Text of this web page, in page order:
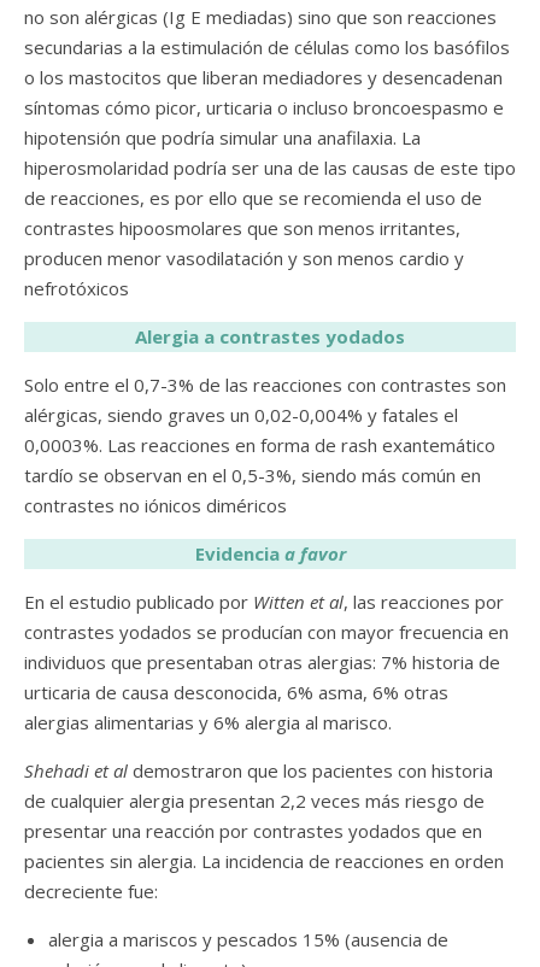
no son alérgicas (Ig E mediadas) sino que son reacciones
secundarias a la estimulación de células como los basófilos
o los mastocitos que liberan mediadores y desencadenan
síntomas cómo picor, urticaria o incluso broncoespasmo e
hipotensión que podría simular una anafilaxia. La
hiperosmolaridad podría ser una de las causas de este tipo
de reacciones, es por ello que se recomienda el uso de
contrastes hipoosmolares que son menos irritantes,
producen menor vasodilatación y son menos cardio y
nefrotóxicos
Alergia a contrastes yodados
Solo entre el 0,7-3% de las reacciones con contrastes son
alérgicas, siendo graves un 0,02-0,004% y fatales el
0,0003%. Las reacciones en forma de rash exantemático
tardío se observan en el 0,5-3%, siendo más común en
contrastes no iónicos diméricos
Evidencia a favor
En el estudio publicado por Witten et al, las reacciones por
contrastes yodados se producían con mayor frecuencia en
individuos que presentaban otras alergias: 7% historia de
urticaria de causa desconocida, 6% asma, 6% otras
alergias alimentarias y 6% alergia al marisco.
Shehadi et al demostraron que los pacientes con historia
de cualquier alergia presentan 2,2 veces más riesgo de
presentar una reacción por contrastes yodados que en
pacientes sin alergia. La incidencia de reacciones en orden
decreciente fue:
alergia a mariscos y pescados 15% (ausencia de